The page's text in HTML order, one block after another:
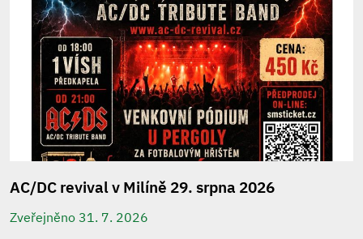
AC/DC revival v Milíně 29. srpna 2026
Zveřejněno 31. 7. 2026